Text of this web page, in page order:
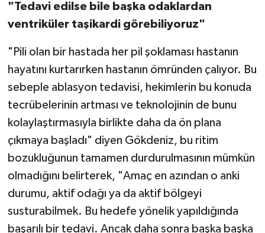
"Tedavi edilse bile başka odaklardan
ventriküler taşikardi görebiliyoruz"
"Pili olan bir hastada her pil şoklaması hastanın
hayatını kurtarırken hastanın ömründen çalıyor. Bu
sebeple ablasyon tedavisi, hekimlerin bu konuda
tecrübelerinin artması ve teknolojinin de bunu
kolaylaştırmasıyla birlikte daha da ön plana
çıkmaya başladı" diyen Gökdeniz, bu ritim
bozukluğunun tamamen durdurulmasının mümkün
olmadığını belirterek, "Amaç en azından o anki
durumu, aktif odağı ya da aktif bölgeyi
susturabilmek. Bu hedefe yönelik yapıldığında
başarılı bir tedavi. Ancak daha sonra başka başka